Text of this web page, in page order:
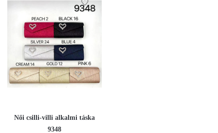
Női csilli-villi alkalmi táska
9348